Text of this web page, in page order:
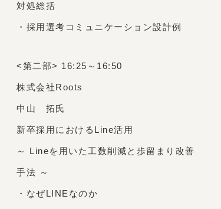
対処総括
・採用選考コミュニケーション設計例
<第二部> 16:25～16:50
株式会社Roots
中山 拓氏
新卒採用におけるLine活用
～ Lineを用いた工数削減と歩留まり改善
手法 ～
・なぜLINEなのか